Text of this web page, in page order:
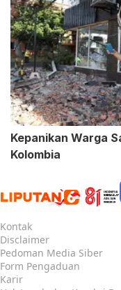
Kepanikan Warga
Kolombia
Kontak
Disclaimer
Pedoman Media Siber
Form Pengaduan
Karir